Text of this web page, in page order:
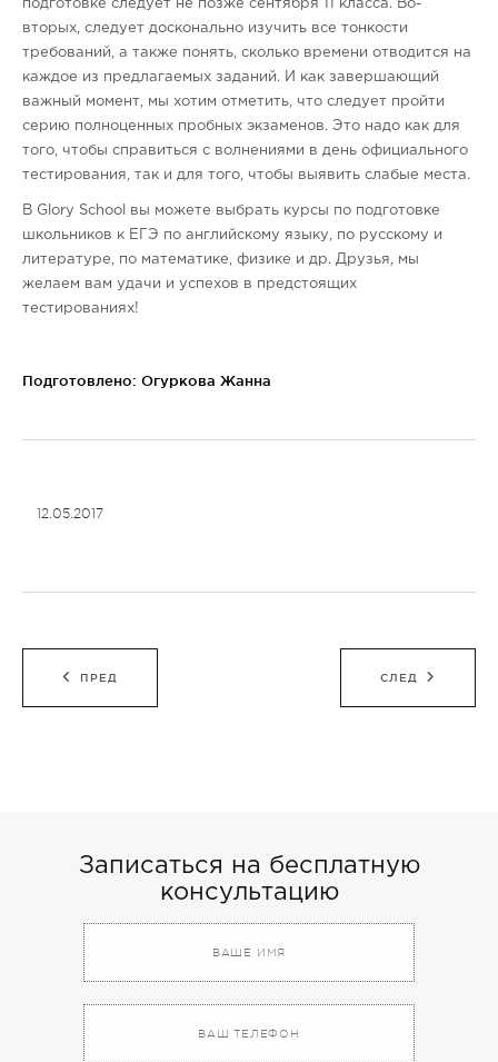
подготовке следует не позже сентября 11 класса. Во-
вторых, следует досконально изучить все тонкости
требований, а также понять, сколько времени отводится на
каждое из предлагаемых заданий. И как завершающий
важный момент, мы хотим отметить, что следует пройти
серию полноценных пробных экзаменов. Это надо как для
того, чтобы справиться с волнениями в день официального
тестирования, так и для того, чтобы выявить слабые места.
В Glory School вы можете выбрать курсы по подготовке
школьников к ЕГЭ по английскому языку, по русскому и
литературе, по математике, физике и др. Друзья, мы
желаем вам удачи и успехов в предстоящих
тестированиях!
Подготовлено: Огуркова Жанна
12.05.2017
ПРЕД СЛЕД
Записаться на бесплатную
консультацию